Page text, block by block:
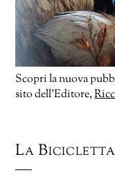
Scopri la nuova
sito dell’Editore,
La Bicicletta